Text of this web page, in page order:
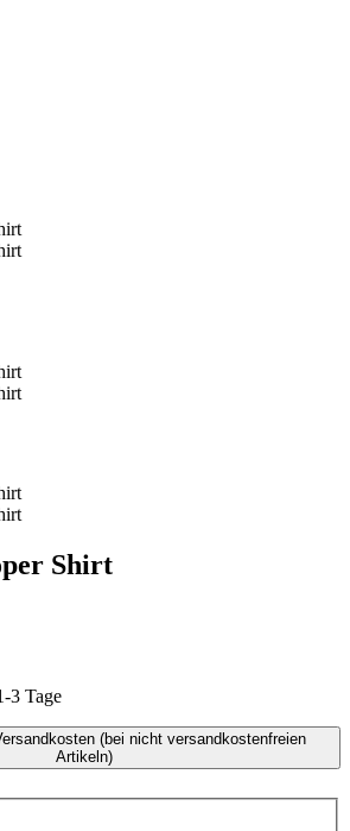
Shirt
3 Tage
(bei nicht versandkostenfreien
Artikeln)